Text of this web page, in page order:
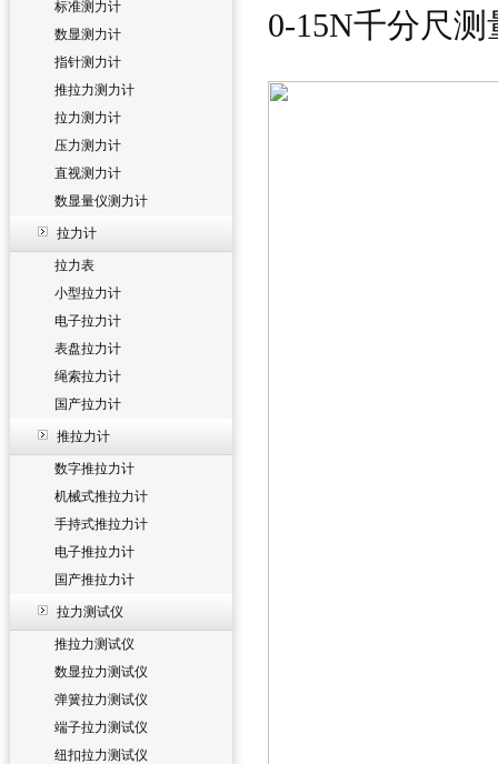
标准测力计
数显测力计
指针测力计
推拉力测力计
拉力测力计
压力测力计
直视测力计
数显量仪测力计
拉力计
拉力表
小型拉力计
电子拉力计
表盘拉力计
绳索拉力计
国产拉力计
推拉力计
数字推拉力计
机械式推拉力计
手持式推拉力计
电子推拉力计
国产推拉力计
拉力测试仪
推拉力测试仪
数显拉力测试仪
弹簧拉力测试仪
端子拉力测试仪
纽扣拉力测试仪
0-15N千分尺测